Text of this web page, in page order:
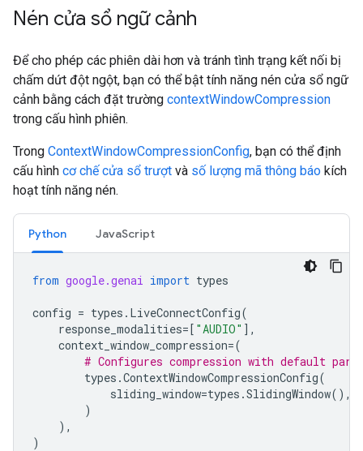
Nén cửa sổ ngữ cảnh
Để cho phép các phiên dài hơn và tránh tình trạng kết nối bị
chấm dứt đột ngột, bạn có thể bật tính năng nén cửa sổ ngữ
cảnh bằng cách đặt trường contextWindowCompression
trong cấu hình phiên.
Trong ContextWindowCompressionConfig, bạn có thể định
cấu hình cơ chế cửa sổ trượt và số lượng mã thông báo kích
hoạt tính năng nén.
Python JavaScript
from google.genai import types
config = types . LiveConnectConfig(
response_modalities=[ "AUDIO" ],
context_window_compression=(
# Configures compression with default
types .ContextWindowCompressionConfig(
sliding_window=types .SlidingWindow(),
)
),
)